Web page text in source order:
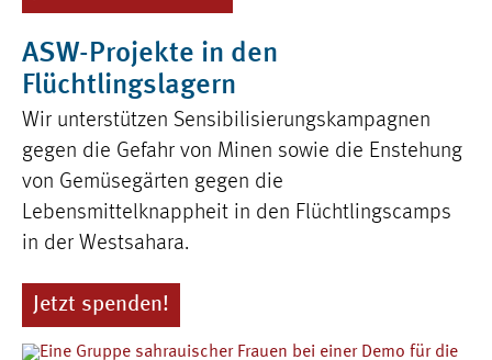
ASW-Projekte in den
Flüchtlingslagern
Wir unterstützen Sensibilisierungskampagnen
gegen die Gefahr von Minen sowie die Enstehung
von Gemüsegärten gegen die
Lebensmittelknappheit in den Flüchtlingscamps
in der Westsahara.
Jetzt spenden!